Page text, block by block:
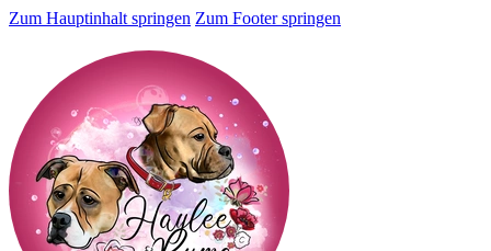
Zum Hauptinhalt springen Zum Footer springen